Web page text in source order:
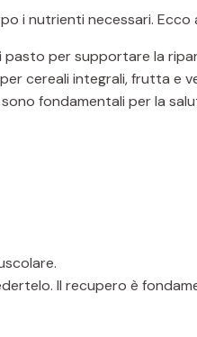
i nutrienti necessari. Ecco
per supportare la
cereali integrali, frutta e
fondamentali per la
Il recupero è